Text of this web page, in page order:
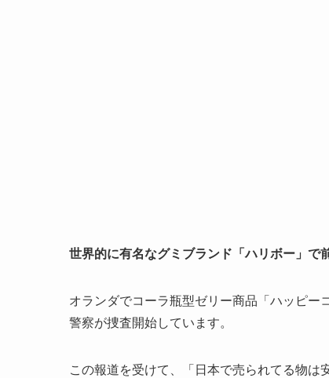
世界的に有名なグミブランド「ハリボー」で
オランダでコーラ瓶型ゼリー商品「ハッピー
警察が捜査開始しています。
この報道を受けて、「日本で売られてる物は